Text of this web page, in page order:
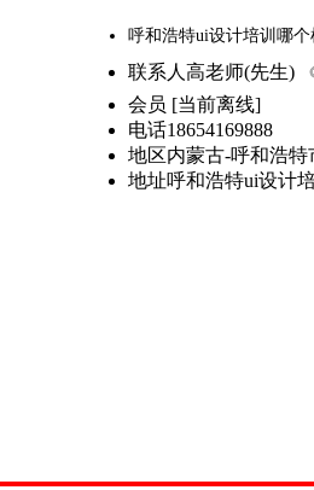
呼和浩特ui设计培训哪
联系人 高老师(先生)
会员 [当前离线]
电话18654169888
地区内蒙古-呼和浩特
地址呼和浩特ui设计